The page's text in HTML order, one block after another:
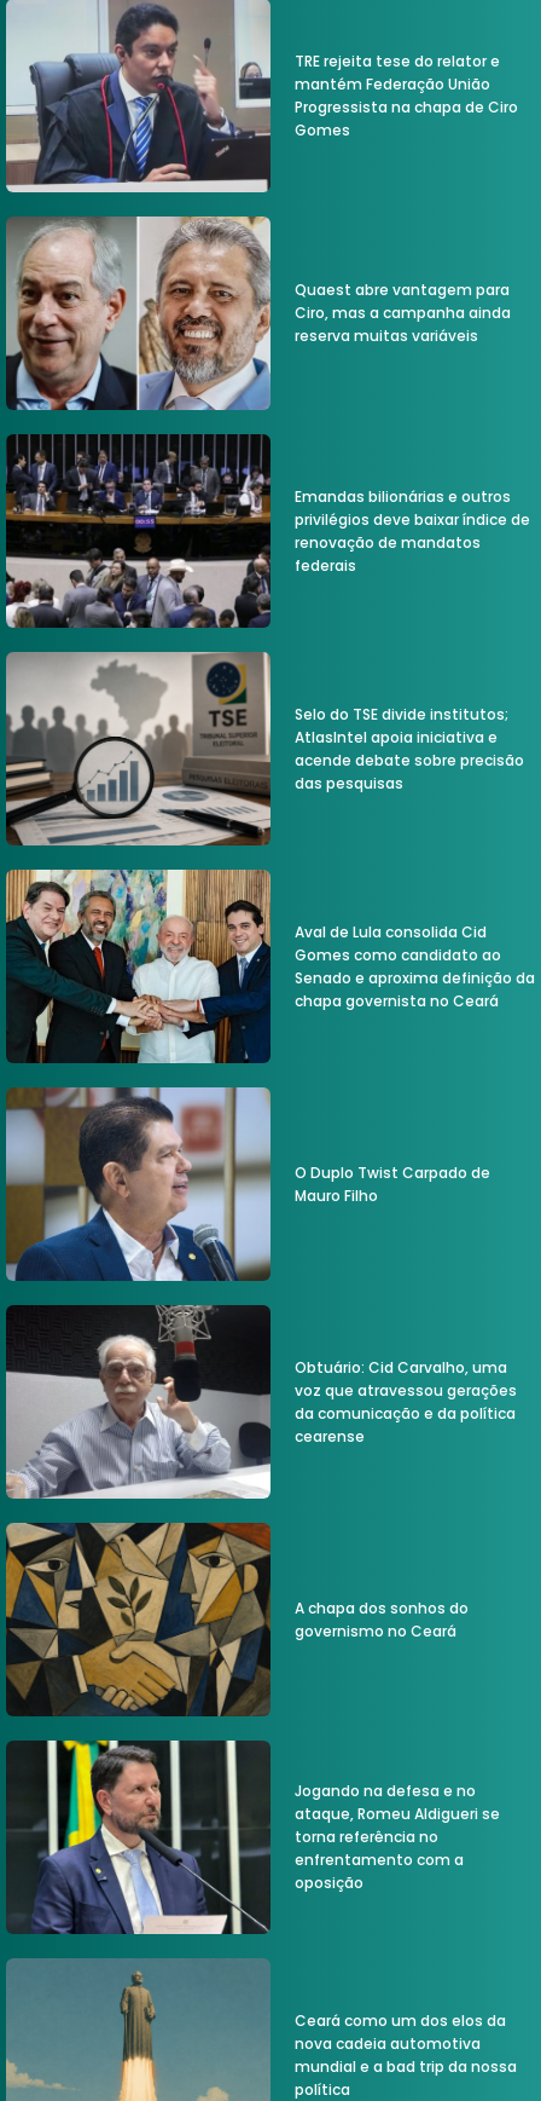
TRE rejeita tese do relator e
mantém Federação União
Progressista na chapa de Ciro
Gomes
Quaest abre vantagem para
Ciro, mas a campanha ainda
reserva muitas variáveis
Emandas bilionárias e outros
privilégios deve baixar índice de
renovação de mandatos
federais
Selo do TSE divide institutos;
AtlasIntel apoia iniciativa e
acende debate sobre precisão
das pesquisas
Aval de Lula consolida Cid
Gomes como candidato ao
Senado e aproxima definição da
chapa governista no Ceará
O Duplo Twist Carpado de
Mauro Filho
Obtuário: Cid Carvalho, uma
voz que atravessou gerações
da comunicação e da política
cearense
A chapa dos sonhos do
governismo no Ceará
Jogando na defesa e no
ataque, Romeu Aldigueri se
torna referência no
enfrentamento com a
oposição
Ceará como um dos elos da
nova cadeia automotiva
mundial e a bad trip da nossa
política